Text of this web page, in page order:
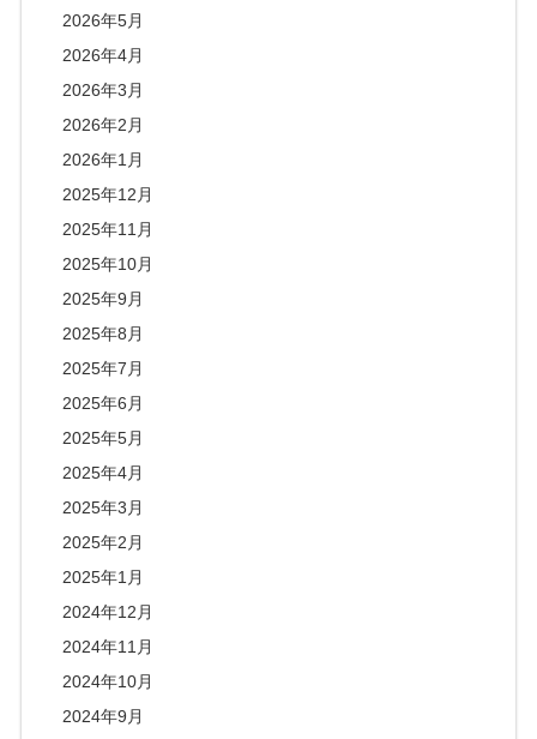
2026年5月
2026年4月
2026年3月
2026年2月
2026年1月
2025年12月
2025年11月
2025年10月
2025年9月
2025年8月
2025年7月
2025年6月
2025年5月
2025年4月
2025年3月
2025年2月
2025年1月
2024年12月
2024年11月
2024年10月
2024年9月